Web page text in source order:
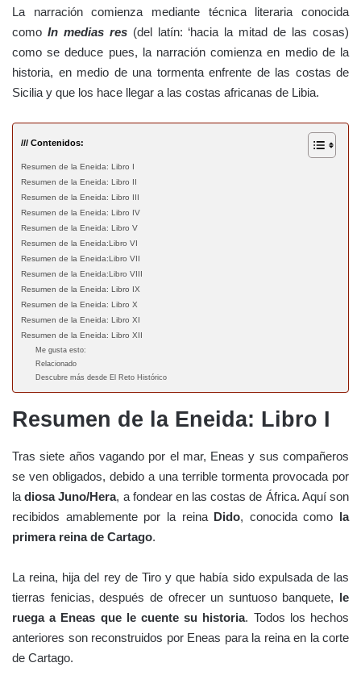
La narración comienza mediante técnica literaria conocida
como In medias res(del latín: ‘hacia la mitad de las cosas)
como se deduce pues, la narración comienza en medio de la
historia, en medio de una tormenta enfrente de las costas de
Sicilia y que los hace llegar a las costas africanas de Libia.
/// Contenidos:
Resumen de la Eneida: Libro I
Resumen de la Eneida: Libro II
Resumen de la Eneida: Libro III
Resumen de la Eneida: Libro IV
Resumen de la Eneida: Libro V
Resumen de la Eneida:Libro VI
Resumen de la Eneida:Libro VII
Resumen de la Eneida:Libro VIII
Resumen de la Eneida: Libro IX
Resumen de la Eneida: Libro X
Resumen de la Eneida: Libro XI
Resumen de la Eneida: Libro XII
Me gusta esto:
Relacionado
Descubre más desde El Reto Histórico
Resumen de la Eneida: Libro I
Tras siete años vagando por el mar, Eneas y sus compañeros
se ven obligados, debido a una terrible tormenta provocada por
la diosa Juno/Hera, a fondear en las costas de África. Aquí son
recibidos amablemente por la reina Dido, conocida como la
primera reina de Cartago.
La reina, hija del rey de Tiro y que había sido expulsada de las
tierras fenicias, después de ofrecer un suntuoso banquete, le
ruega a Eneas que le cuente su historia. Todos los hechos
anteriores son reconstruidos por Eneas para la reina en la corte
de Cartago.